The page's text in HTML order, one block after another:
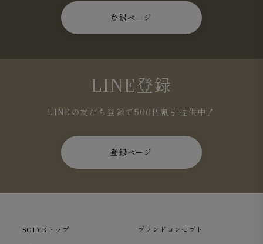
登録ページ
LINE登録
LINEの友だち登録で500円割引提供中！
登録ページ
SOLVEトップ ブランドコンセプト